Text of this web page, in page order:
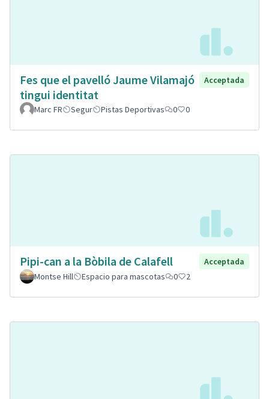
Fes que el pavelló Jaume Vilamajó
tingui identitat
Acceptada
Marc FR Segur Pistas Deportivas 0 0
Pipi-can a la Bòbila de Calafell
Acceptada
Montse Hill
Espacio para mascotas 0 2